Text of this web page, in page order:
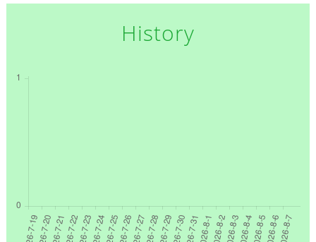
History